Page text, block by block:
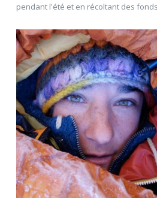
pendant l'été et en récoltant des